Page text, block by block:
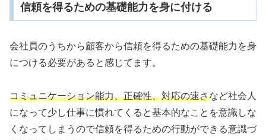
信頼を得るための基礎能力を身に付ける
会社員のうちから顧客から信頼を得るための基礎能力を身
につける必要があると感じてます。
コミュニケーション能力、正確性、対応の速さなど社会人
になって少し仕事に慣れてくると基本的なことを意識しな
くなってしまうので信頼を得るための行動ができる意識づ